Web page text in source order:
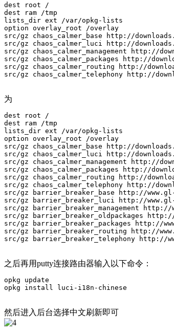
dest root /
dest ram /tmp
lists_dir ext /var/opkg-lists
option overlay_root /overlay
src/gz chaos_calmer_base http://
src/gz chaos_calmer_luci http://
src/gz chaos_calmer_management http://
src/gz chaos_calmer_packages http://
src/gz chaos_calmer_routing http://
为
dest root /
dest ram /tmp
lists_dir ext /var/opkg-lists
option overlay_root /overlay
src/gz chaos_calmer_base http://
src/gz chaos_calmer_luci http://
src/gz chaos_calmer_management http://
src/gz chaos_calmer_packages http://
src/gz chaos_calmer_routing http://
src/gz chaos_calmer_telephony http://
src/gz barrier_breaker_base http://
src/gz barrier_breaker_luci http://
src/gz barrier_breaker_management http://
src/gz barrier_breaker_oldpackages http://
src/gz barrier_breaker_packages http://
src/gz barrier_breaker_routing http://
之后再用putty连接路由器输入以下命令：
opkg update
然后进入后台选择中文刷新即可